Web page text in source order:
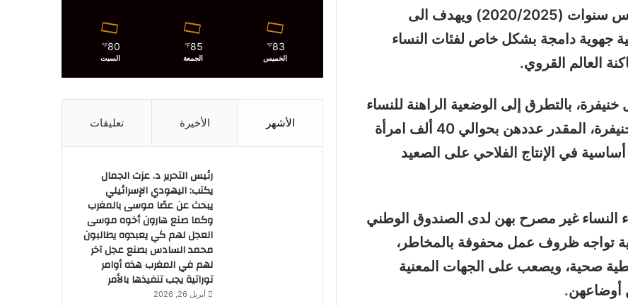
بني ملال خنيفرة، الذي يمتد على مدى خمس سنوات (2020/2025) ويهدف الى
جهوية دامجة بشكل خاص لفئات النساء
العالم القروي.
بالتطرق إلى الوضعية الراهنة للنساء
العاملات بالقطاع الفلاحي بجهة بني ملال خنيفرة، المقدر عددهن بحوالي 40 ألف امرأة
في الإنتاج الفلاحي على الصعيد
النساء غير مصرح بهن لدى الصندوق الوطني
تواجه ظروف عمل محفوفة بالمخاطر،
صحية، ويصعب على الجهات المعنية
أوضاعهن.
83
℉
الخميس
85
℉
الجمعة
80
℉
السبت
الأشهر الأخيرة تعليقات
رئيس التحرير د. عزت الجمال
يكتب: اليهودي الإسرائيلي
يبحث عن عصًا موسى بالمغرب
وكما صنع هارون أخوه موسى
العجل لهم كي يعبدوه يطالبون
محمد السادس بصنع عجل آخر
لهم في المغرب هذه أوامر
توراتية يجب تنفيذها بالأمر
أبريل 26, 2026